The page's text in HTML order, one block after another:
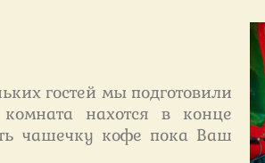
гостей мы подготовили
нахотся в конце
чашечку кофе пока Ваш